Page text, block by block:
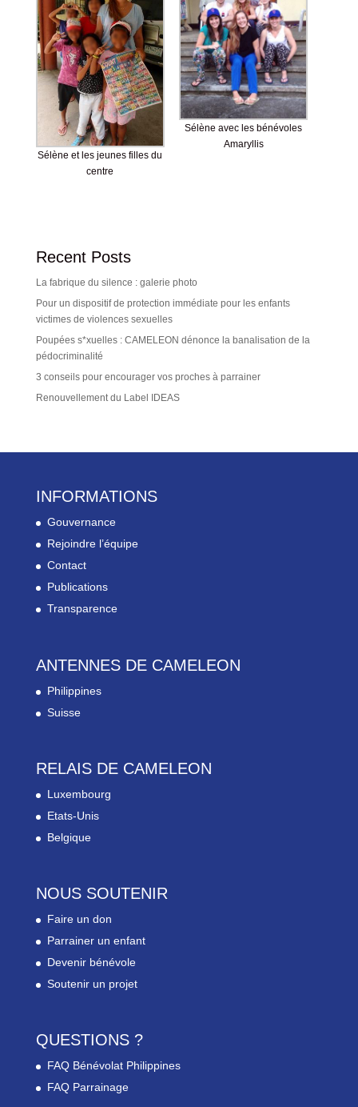
Sélène et les jeunes filles du
centre
Sélène avec les bénévoles
Amaryllis
Recent Posts
La fabrique du silence : galerie photo
Pour un dispositif de protection immédiate pour les enfants
victimes de violences sexuelles
Poupées s*xuelles : CAMELEON dénonce la banalisation de la
pédocriminalité
3 conseils pour encourager vos proches à parrainer
Renouvellement du Label IDEAS
INFORMATIONS
Gouvernance
Rejoindre l’équipe
Contact
Publications
Transparence
ANTENNES DE CAMELEON
Philippines
Suisse
RELAIS DE CAMELEON
Luxembourg
Etats-Unis
Belgique
NOUS SOUTENIR
Faire un don
Parrainer un enfant
Devenir bénévole
Soutenir un projet
QUESTIONS ?
FAQ Bénévolat Philippines
FAQ Parrainage